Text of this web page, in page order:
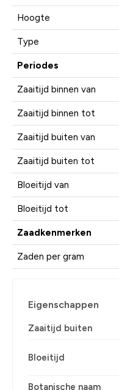
Hoogte
Type
Periodes
Zaaitijd binnen van
Zaaitijd binnen tot
Zaaitijd buiten van
Zaaitijd buiten tot
Bloeitijd van
Bloeitijd tot
Zaadkenmerken
Zaden per gram
Eigenschappen
Zaaitijd buiten
Bloeitijd
Botanische naam